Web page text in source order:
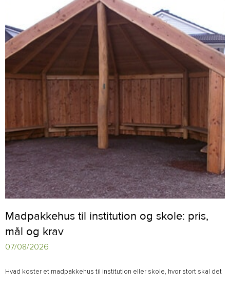
Madpakkehus til institution og skole: pris,
mål og krav
07/08/2026
Hvad koster et madpakkehus til institution eller skole, hvor stort skal det